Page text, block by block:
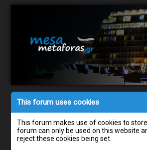
This forum uses cookies
This forum makes use of cookies to
forum can only be used on this website
reject these cookies being set.